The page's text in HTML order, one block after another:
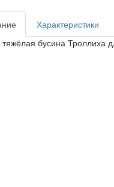
Характеристики
тяжёлая бусина Троллиха